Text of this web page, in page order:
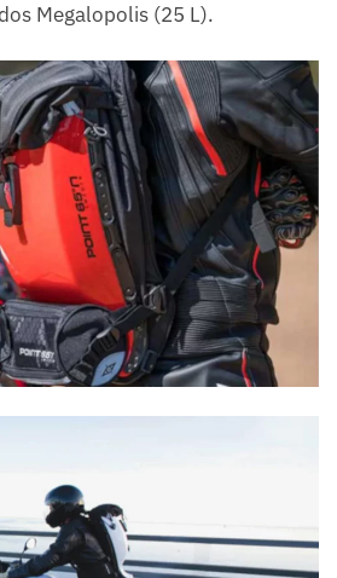
Megalopolis (25 L).